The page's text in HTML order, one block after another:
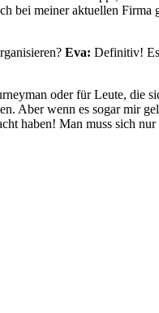
bei meiner aktuellen
Eva: Definitiv! Es
oder für Leute, die
Aber wenn es sogar mir
haben! Man muss sich nur